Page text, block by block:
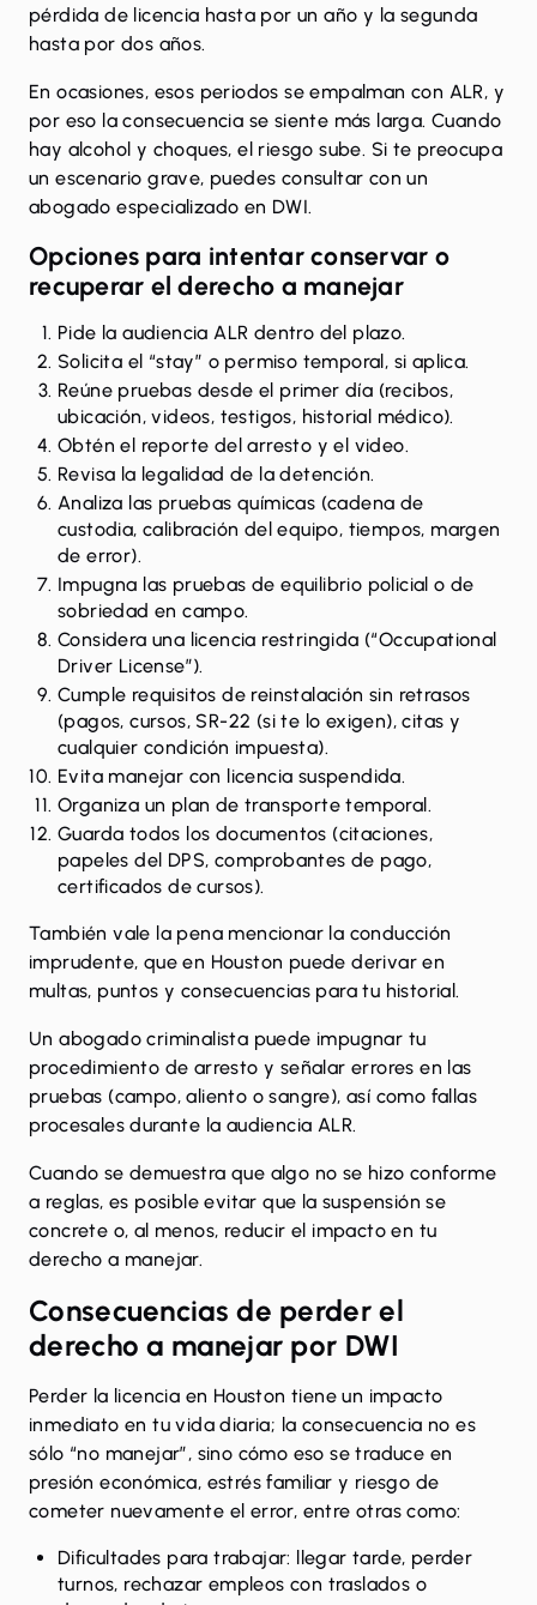
pérdida de licencia hasta por un año y la segunda
hasta por dos años.
En ocasiones, esos periodos se empalman con ALR, y
por eso la consecuencia se siente más larga. Cuando
hay alcohol y choques, el riesgo sube. Si te preocupa
un escenario grave, puedes consultar con un
abogado especializado en DWI.
Opciones para intentar conservar o
recuperar el derecho a manejar
Pide la audiencia ALR dentro del plazo.
Solicita el “stay” o permiso temporal, si aplica.
Reúne pruebas desde el primer día (recibos,
ubicación, videos, testigos, historial médico).
Obtén el reporte del arresto y el video.
Revisa la legalidad de la detención.
Analiza las pruebas químicas (cadena de
custodia, calibración del equipo, tiempos, margen
de error).
Impugna las pruebas de equilibrio policialo de
sobriedad en campo.
Considera una licencia restringida (“Occupational
Driver License”).
Cumple requisitos de reinstalación sin retrasos
(pagos, cursos, SR-22 (si te lo exigen), citas y
cualquier condición impuesta).
Evita manejar con licencia suspendida.
Organiza un plan de transporte temporal.
Guarda todos los documentos (citaciones,
papeles del DPS, comprobantes de pago,
certificados de cursos).
También vale la pena mencionar la conducción
imprudente, que en Houston puede derivar en
multas, puntos y consecuencias para tu historial.
Un abogado criminalista puede impugnar tu
procedimiento de arresto y señalar errores en las
pruebas (campo, aliento o sangre), así como fallas
procesales durante la audiencia ALR.
Cuando se demuestra que algo no se hizo conforme
a reglas, es posible evitar que la suspensión se
concrete o, al menos, reducir el impacto en tu
derecho a manejar.
Consecuencias de perder el
derecho a manejar por DWI
Perder la licencia en Houston tiene un impacto
inmediato en tu vida diaria; la consecuencia no es
sólo “no manejar”, sino cómo eso se traduce en
presión económica, estrés familiar y riesgo de
cometer nuevamente el error, entre otras como:
Dificultades para trabajar: llegar tarde, perder
turnos, rechazar empleos con traslados o